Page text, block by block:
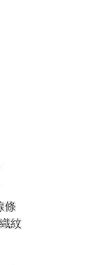
條
紋